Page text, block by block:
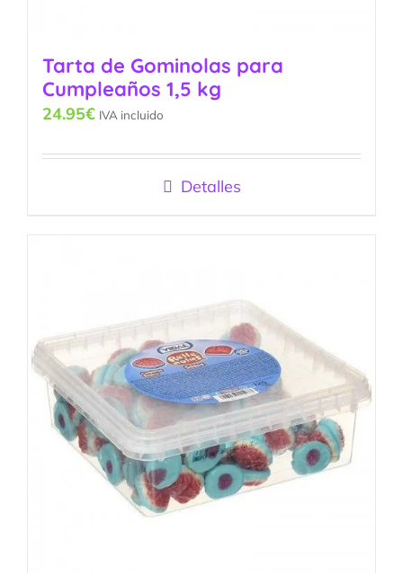
Tarta de Gominolas para
Cumpleaños 1,5 kg
24.95€ IVA incluido
Detalles